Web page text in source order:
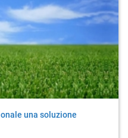
una soluzione